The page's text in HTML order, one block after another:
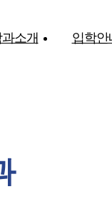
소개 입학안